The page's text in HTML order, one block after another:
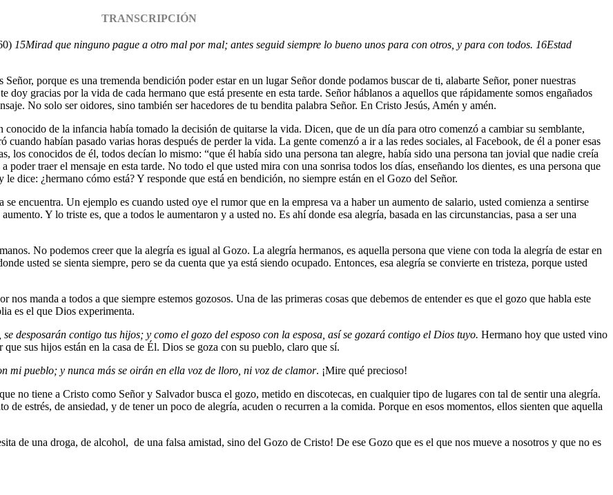
TRANSCRIPCIÓN
15Mirad que ninguno pague a otro mal por mal; antes seguid siempre lo bueno unos para con otros, y para con todos. 16Estad
porque es una tremenda bendición poder estar en un lugar Señor donde podamos buscar de ti, alabarte Señor, poner nuestras
gracias por la vida de cada hermano que está presente en esta tarde. Señor háblanos a aquellos que rápidamente somos engañados
No solo ser oidores, sino también ser hacedores de tu bendita palabra Señor. En Cristo Jesús, Amén y amén.
de la infancia había tomado la decisión de quitarse la vida. Dicen, que de un día para otro comenzó a cambiar su semblante,
cuando habían pasado varias horas después de perder la vida. La gente comenzó a ir a las redes sociales, al Facebook, de él a poner esas
los conocidos de él, todos decían lo mismo: “que él había sido una persona tan alegre, había sido una persona tan jovial que nadie creía
poder traer el mensaje en esta tarde. No todo el que usted mira con una sonrisa todos los días, enseñando los dientes, es una persona que
dice: ¿hermano cómo está? Y responde que está en bendición, no siempre están en el Gozo del Señor.
encuentra. Un ejemplo es cuando usted oye el rumor que en la empresa va a haber un aumento de salario, usted comienza a sentirse
Y lo triste es, que a todos le aumentaron y a usted no. Es ahí donde esa alegría, basada en las circunstancias, pasa a ser una
No podemos creer que la alegría es igual al Gozo. La alegría hermanos, es aquella persona que viene con toda la alegría de estar en
usted se sienta siempre, pero se da cuenta que ya está siendo ocupado. Entonces, esa alegría se convierte en tristeza, porque usted
manda a todos a que siempre estemos gozosos. Una de las primeras cosas que debemos de entender es que el gozo que habla este
es el que Dios experimenta.
desposarán contigo tus hijos; y como el gozo del esposo con la esposa, así se gozará contigo el Dios tuyo. Hermano hoy que usted vino
sus hijos están en la casa de Él. Dios se goza con su pueblo, claro que sí.
mi pueblo; y nunca más se oirán en ella voz de lloro, ni voz de clamor. ¡Mire qué precioso!
no tiene a Cristo como Señor y Salvador busca el gozo, metido en discotecas, en cualquier tipo de lugares con tal de sentir una alegría.
de estrés, de ansiedad, y de tener un poco de alegría, acuden o recurren a la comida. Porque en esos momentos, ellos sienten que aquella
de una droga, de alcohol, de una falsa amistad, sino del Gozo de Cristo! De ese Gozo que es el que nos mueve a nosotros y que no es